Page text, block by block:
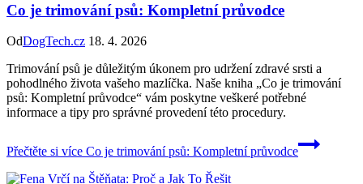
Co je trimování psů: Kompletní průvodce
OdDogTech.cz 18. 4. 2026
Trimování psů je důležitým úkonem pro udržení zdravé srsti a
pohodlného života vašeho mazlíčka. Naše kniha „Co je trimování
psů: Kompletní průvodce“ vám poskytne veškeré potřebné
informace a tipy pro správné provedení této procedury.
Přečtěte si více Co je trimování psů: Kompletní průvodce